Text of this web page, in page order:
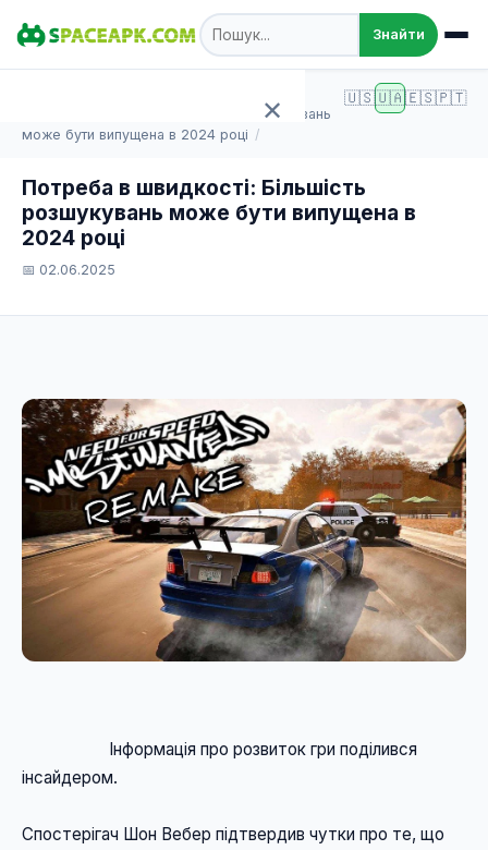
Знайти
✕
Ігри
Програми
Додати APK
Потреба в швидкості: Більшість розшукувань
може бути випущена в 2024 році
🇺🇸🇺🇦🇪🇸🇵🇹
Потреба в швидкості: Більшість
розшукувань може бути випущена в
2024 році
📅 02.06.2025
інсайдером.
Спостерігач Шон Вебер підтвердив чутки про те, що